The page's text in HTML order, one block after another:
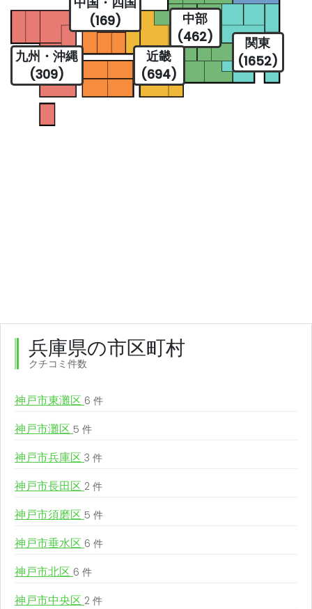
関東
(1652)
中部
(462)
近畿
(694)
(169)
九州・沖縄
(309)
兵庫県の市区町村
クチコミ件数
神戸市東灘区 6 件
神戸市灘区 5 件
神戸市兵庫区 3 件
神戸市長田区 2 件
神戸市須磨区 5 件
神戸市垂水区 6 件
神戸市北区 6 件
神戸市中央区 2 件